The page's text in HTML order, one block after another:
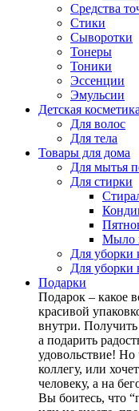
Средства
Стики
Сыворотки
Тонеры
Тоники
Эссенции
Эмульсии
Детская
Для волос
Для тела
Товары для дома
Для мытья
Для стирки
Мыло
Для уборки
Для уборки
Подарки
Подарок – какое
красивой
внутри. Получить
а подарить
удовольствие! Но
коллегу, или
человеку, а на
Вы боитесь, что